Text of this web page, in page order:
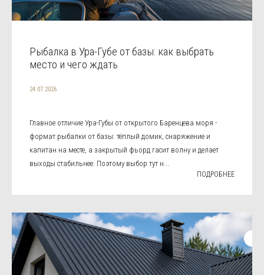
Рыбалка в Ура-Губе от базы: как выбрать
место и чего ждать
24.07.2026
Главное отличие Ура-Губы от открытого Баренцева моря -
формат рыбалки от базы: тёплый домик, снаряжение и
капитан на месте, а закрытый фьорд гасит волну и делает
выходы стабильнее. Поэтому выбор тут н...
ПОДРОБНЕЕ